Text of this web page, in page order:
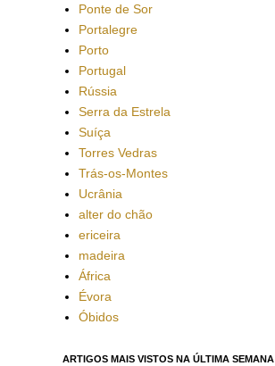
Ponte de Sor
Portalegre
Porto
Portugal
Rússia
Serra da Estrela
Suíça
Torres Vedras
Trás-os-Montes
Ucrânia
alter do chão
ericeira
madeira
África
Évora
Óbidos
ARTIGOS MAIS VISTOS NA ÚLTIMA SEMANA